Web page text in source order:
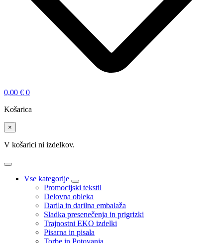
0,00 € 0
Košarica
×
V košarici ni izdelkov.
Vse kategorije
Promocijski tekstil
Delovna obleka
Darila in darilna embalaža
Sladka presenečenja in prigrizki
Trajnostni EKO izdelki
Pisarna in pisala